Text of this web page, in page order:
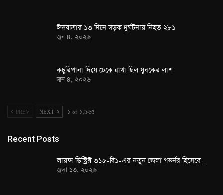
ঈদযাত্রার ১৩ দিনে সড়ক দুর্ঘটনায় নিহত ২৮১
জুন ৪, ২০২৬
কচুরিপানা দিয়ে ঢেকে রাখা ছিল যুবকের লাশ
জুন ৪, ২০২৬
PREV NEXT ১ of ১,৯৬৫
Recent Posts
লায়ন্স ডিস্ট্রিক্ট ৩১৫-বি১-এর নতুন জেলা গভর্নর হিসেবে…
জুলা ১৩, ২০২৬